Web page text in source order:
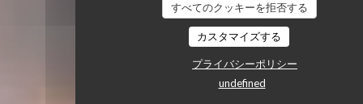
すべてのクッキーを拒否する
カスタマイズする
プライバシーポリシー
undefined